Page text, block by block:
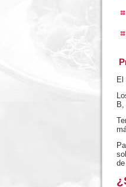
El